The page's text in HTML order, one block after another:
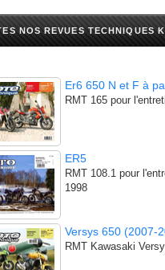
NOS REVUES TECHNIQUES
Er6 650 N et F à
RMT 165 pour
ER5
RMT 108.1 pour
1998
Versys 650 (2007-
RMT Kawasaki